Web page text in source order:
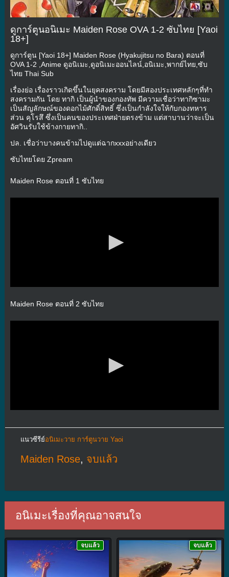
ดูการ์ตูนอนิเมะ Maiden Rose OVA 1-2 ซับไทย [Yaoi
18+]
ดูการ์ตูน [Yaoi 18+] Maiden Rose (Hyakujitsu no Bara) ตอนที่
OVA 1-2 ,Anime ดูอนิเมะ,ดูอนิเมะออนไลน์,อนิเมะ,พากย์ไทย,ซับ
ไทย Thai Sub
เรื่องย่อ เรื่องราวเกิดขึ้นในยุคสงคราม โดยมีสองประเทศหลักๆที่ทำ
สงครามกัน โดย ทากิ เป็นผู้นำของกองทัพ มีความเชื่อว่าทากิซามะ
เป็นสัญลักษณ์ของดอกไม้ศักดิ์สิทธิ์ ซึ่งเป็นกำลังใจให้กับกองทหาร
ส่วน คุโรสึ ซึ่งเป็นคนของประเทศฝ่ายตรงข้าม แต่สาบานว่าจะเป็น
อัศวินรับใช้ข้างกายทากิ..
ปล. เชื่อว่าบางคนข้ามไปดูแต่ฉากxxxอย่างเดียว
ซับไทยโดย Zpream
Maiden Rose ตอนที่ 1 ซับไทย
Maiden Rose ตอนที่ 2 ซับไทย
แนวซีรีย์อนิเมะวาย การ์ตูนวาย Yaoi
Maiden Rose, จบแล้ว
อนิเมะเรื่องที่คุณอาจสนใจ
จบแล้ว จบแล้ว